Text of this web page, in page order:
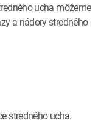
ucha môžeme
a nádory stredného
stredného ucha.